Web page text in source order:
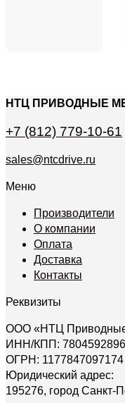
НТЦ ПРИВОДНЫЕ
+7 (812) 779-10-61
sales@ntcdrive.ru
Меню
Производители
О компании
Оплата
Доставка
Контакты
Реквизиты
ООО «НТЦ
ИНН/КПП:
ОГРН: 1177847097174
Юридический адрес:
195276, город Санкт-